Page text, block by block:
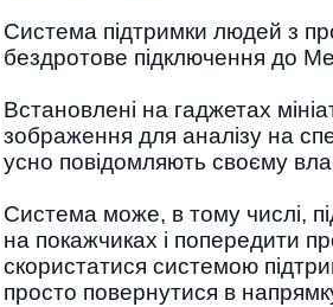
Система підтримки людей з
бездротове підключення до
Встановлені на гаджетах
зображення для аналізу на
усно повідомляють своєму
Система може, в тому числі,
на покажчиках і попередити
скористатися системою
просто повернутися в